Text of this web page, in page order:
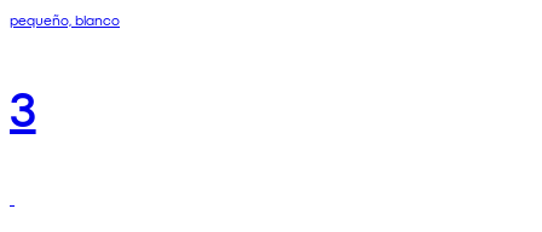
pequeño, blanco
3